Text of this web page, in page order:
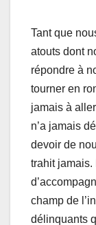
Tant que
atouts dont
répondre à
tourner en
jamais à
n’a jamais
devoir de
trahit jamais.
champ de
délinquants